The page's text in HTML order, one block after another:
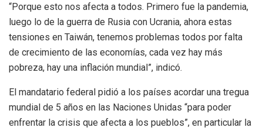
“Porque esto nos afecta a todos. Primero fue la pandemia,
luego lo de la guerra de Rusia con Ucrania, ahora estas
tensiones en Taiwán, tenemos problemas todos por falta
de crecimiento de las economías, cada vez hay más
pobreza, hay una inflación mundial”, indicó.
El mandatario federal pidió a los países acordar una tregua
mundial de 5 años en las Naciones Unidas “para poder
enfrentar la crisis que afecta a los pueblos”, en particular la